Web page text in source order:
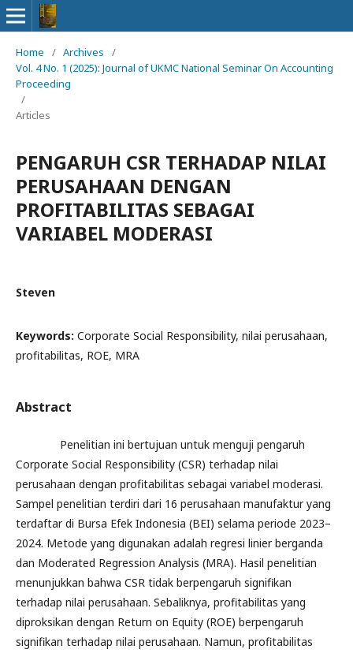
Home / Archives
/
Vol. 4 No. 1 (2025): Journal of UKMC National Seminar On Accounting
Proceeding
/
Articles
PENGARUH CSR TERHADAP NILAI
PERUSAHAAN DENGAN
PROFITABILITAS SEBAGAI
VARIABEL MODERASI
Steven
Keywords: Corporate Social Responsibility, nilai perusahaan,
profitabilitas, ROE, MRA
Abstract
Penelitian ini bertujuan untuk menguji pengaruh
Corporate Social Responsibility (CSR) terhadap nilai
perusahaan dengan profitabilitas sebagai variabel moderasi.
Sampel penelitian terdiri dari 16 perusahaan manufaktur yang
terdaftar di Bursa Efek Indonesia (BEI) selama periode 2023–
2024. Metode yang digunakan adalah regresi linier berganda
dan Moderated Regression Analysis (MRA). Hasil penelitian
menunjukkan bahwa CSR tidak berpengaruh signifikan
terhadap nilai perusahaan. Sebaliknya, profitabilitas yang
diproksikan dengan Return on Equity (ROE) berpengaruh
signifikan terhadap nilai perusahaan. Namun, profitabilitas